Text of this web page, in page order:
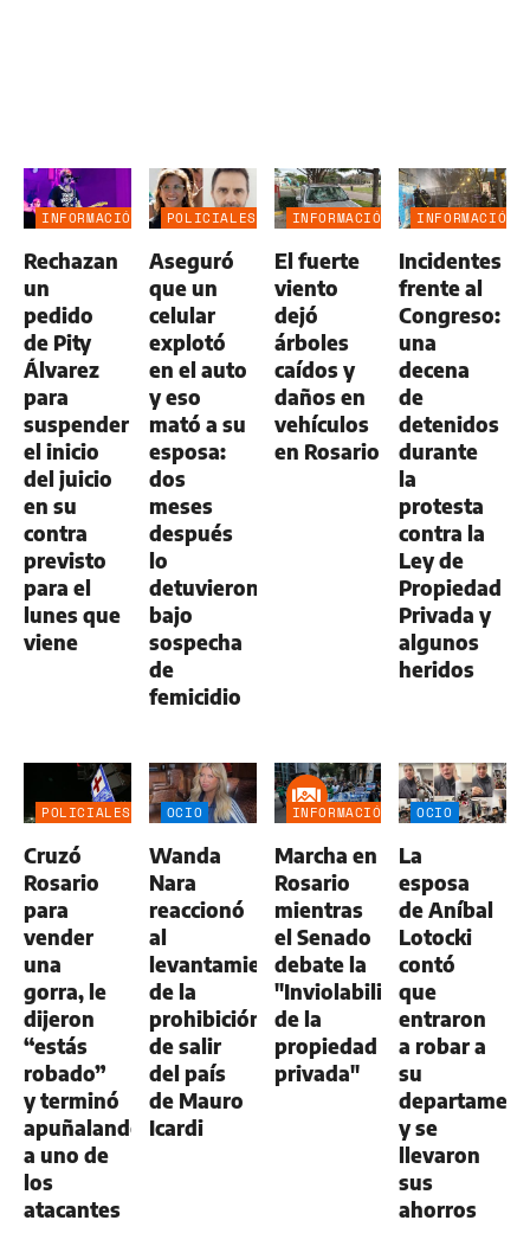
INFORMACIÓN
Rechazan
un
pedido
de Pity
Álvarez
para
suspender
el inicio
del juicio
en su
contra
previsto
para el
lunes que
viene
POLICIALES
Aseguró
que un
celular
explotó
en el auto
y eso
mató a su
esposa:
dos
meses
después
lo
detuvieron
bajo
sospecha
de
femicidio
INFORMACIÓN
El fuerte
viento
dejó
árboles
caídos y
daños en
vehículos
en Rosario
INFORMACIÓN
Incidentes
frente al
Congreso:
una
decena
de
detenidos
durante
la
protesta
contra la
Ley de
Propiedad
Privada y
algunos
heridos
POLICIALES
Cruzó
Rosario
para
vender
una
gorra, le
dijeron
“estás
robado”
y terminó
apuñalando
a uno de
los
atacantes
OCIO
Wanda
Nara
reaccionó
al
levantamiento
de la
prohibición
de salir
del país
de Mauro
Icardi
INFORMACIÓN
Marcha en
Rosario
mientras
el Senado
debate la
"Inviolabilidad
de la
propiedad
privada"
OCIO
La
esposa
de Aníbal
Lotocki
contó
que
entraron
a robar a
su
y se
llevaron
sus
ahorros